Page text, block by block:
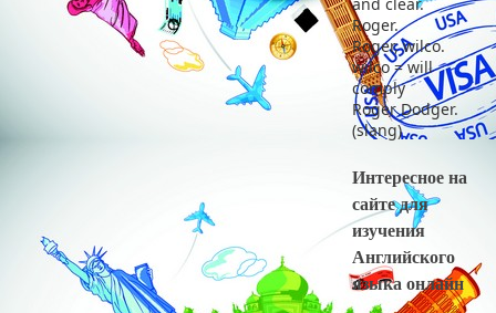
Roger.
Roger, wilco.
wilco = will
comply
Roger Dodger.
(slang)
Интересное на
сайте для
изучения
Английского
языка онлайн